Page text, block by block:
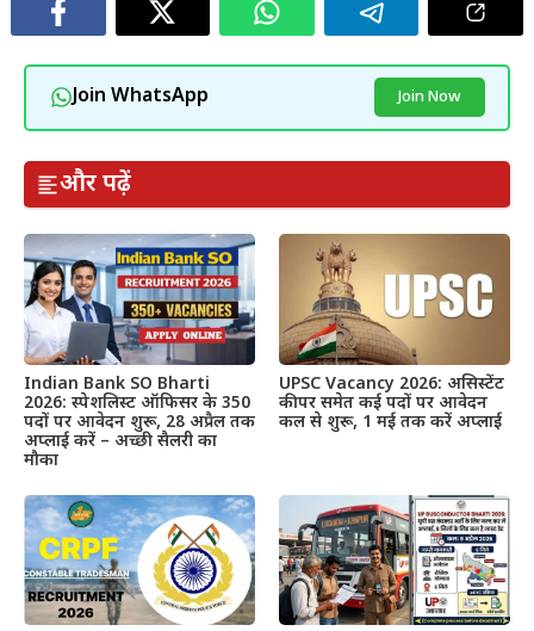
Join WhatsApp Join Now
और पढ़ें
Indian Bank SO Bharti
2026: स्पेशलिस्ट ऑफिसर के 350
पदों पर आवेदन शुरू, 28 अप्रैल तक
अप्लाई करें – अच्छी सैलरी का
मौका
UPSC Vacancy 2026: असिस्टेंट
कीपर समेत कई पदों पर आवेदन
कल से शुरू, 1 मई तक करें अप्लाई